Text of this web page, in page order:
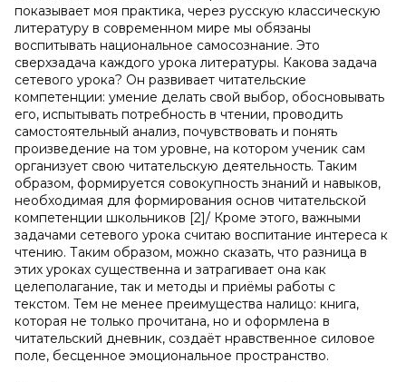
показывает моя практика, через русскую классическую
литературу в современном мире мы обязаны
воспитывать национальное самосознание. Это
сверхзадача каждого урока литературы. Какова задача
сетевого урока? Он развивает читательские
компетенции: умение делать свой выбор, обосновывать
его, испытывать потребность в чтении, проводить
самостоятельный анализ, почувствовать и понять
произведение на том уровне, на котором ученик сам
организует свою читательскую деятельность. Таким
образом, формируется совокупность знаний и навыков,
необходимая для формирования основ читательской
компетенции школьников [2]/ Кроме этого, важными
задачами сетевого урока считаю воспитание интереса к
чтению. Таким образом, можно сказать, что разница в
этих уроках существенна и затрагивает она как
целеполагание, так и методы и приёмы работы с
текстом. Тем не менее преимущества налицо: книга,
которая не только прочитана, но и оформлена в
читательский дневник, создаёт нравственное силовое
поле, бесценное эмоциональное пространство.